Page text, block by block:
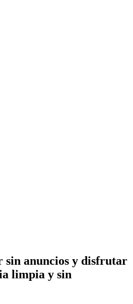
sin anuncios y disfrutar
limpia y sin